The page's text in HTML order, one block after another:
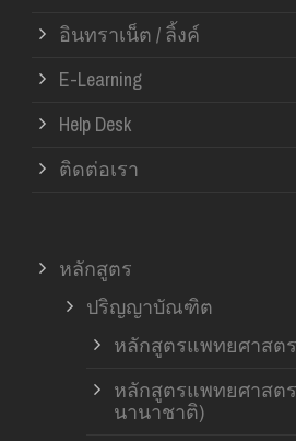
อินทราเน็ต / ลิ้งค์
E-Learning
Help Desk
ติดต่อเรา
หลักสูตร
ปริญญาบัณฑิต
หลักสูตรแพทยศาส
หลักสูตรแพทยศาส
นานาชาติ)